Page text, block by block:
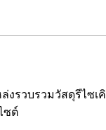
งรวบรวมวัสดุรีไ
ซต์